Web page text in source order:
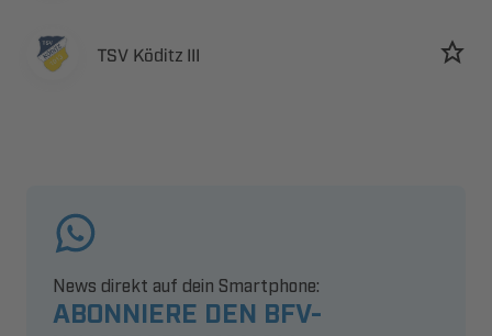
  
ABONNIERE DEN BFV-
News direkt auf dein Smartphone: